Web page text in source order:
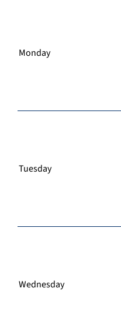
Monday
Tuesday
Wednesday